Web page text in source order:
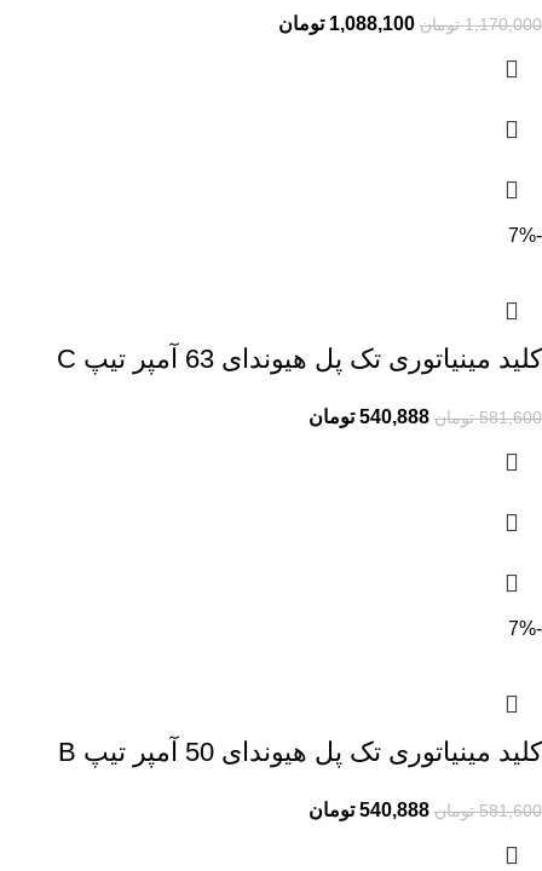
1,170,000 تومان 1,088,100 تومان
-7%
کلید مینیاتوری تک پل هیوندای 63 آمپر تیپ C
581,600 تومان 540,888 تومان
-7%
کلید مینیاتوری تک پل هیوندای 50 آمپر تیپ B
581,600 تومان 540,888 تومان